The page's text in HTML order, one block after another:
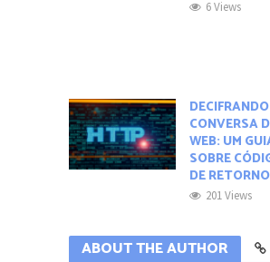
6 Views
CONVERSA
WEB: UM
SOBRE
DE
201 Views
ABOUT THE AUTHOR